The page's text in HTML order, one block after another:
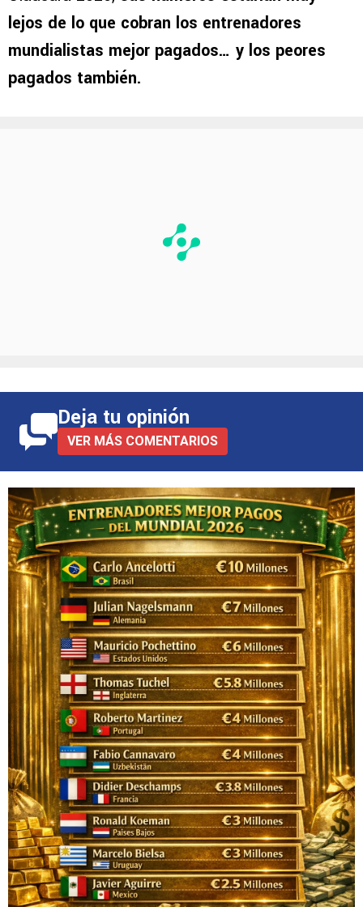
lejos de lo que cobran los entrenadores
mundialistas mejor pagados… y los peores
pagados también.
Deja tu opinión
VER MÁS COMENTARIOS